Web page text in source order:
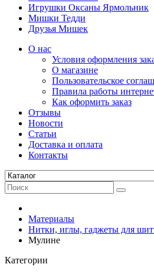
Игрушки Оксаны Ярмольник
Мишки Тедди
Друзья Мишек
О нас
Условия оформления
О магазине
Пользовательское
Правила работы
Как оформить заказ
Отзывы
Новости
Статьи
Доставка и оплата
Контакты
Материалы
Нитки, иглы, гаджеты для
Мулине
Категории